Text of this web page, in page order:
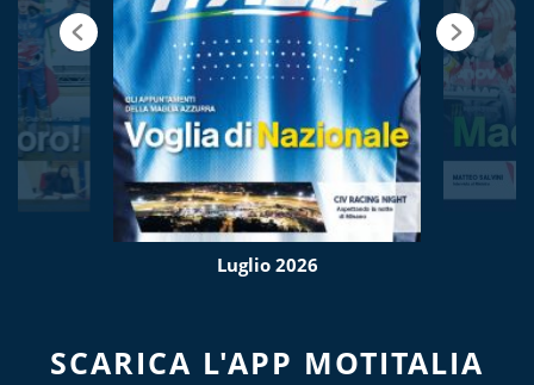
Luglio 2026
SCARICA L'APP MOTITALIA